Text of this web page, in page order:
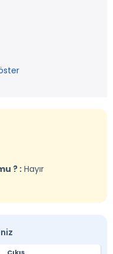
? : Hayır